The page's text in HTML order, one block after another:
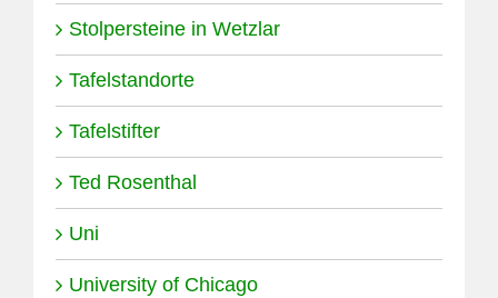
Stolpersteine in Wetzlar
Tafelstandorte
Tafelstifter
Ted Rosenthal
Uni
University of Chicago